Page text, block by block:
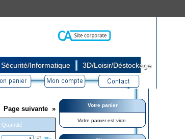
Sécurité/Informatique 3D/Loisir/Déstockage
Page suivante »
Quantité
Votre panier
Votre panier est vide.